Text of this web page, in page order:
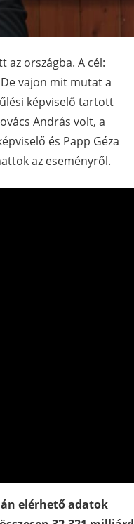
az országba. A cél:
vajon mit mutat a
képviselő tartott
András volt, a
és Papp Géza
az eseményről.
elérhető adatok